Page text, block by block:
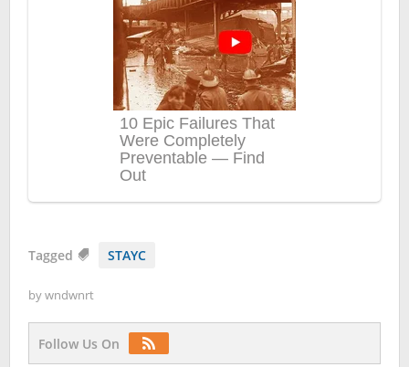
Tagged STAYC
bywndwnrt
Follow Us On